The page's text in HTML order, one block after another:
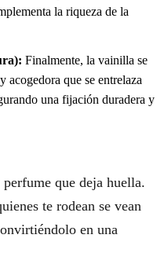
la riqueza de la
Finalmente, la vainilla se
acogedora que se entrelaza
una fijación duradera y
que deja huella.
te rodean se vean
en una